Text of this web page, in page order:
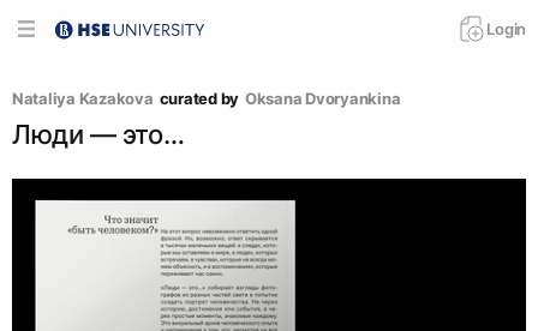
Login
Nataliya Kazakova curated by Oksana Dvoryankina
Люди — это…